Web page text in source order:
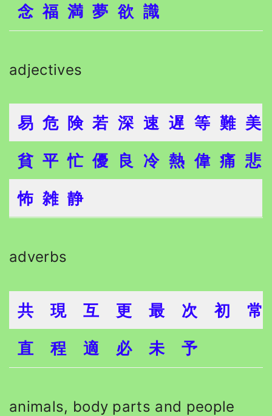
念 福 満 夢 欲 識
adjectives
易 危 険 若 深 速 遅 等 難 美
貧 平 忙 優 良 冷 熱 偉 痛 悲
怖 雑 静
adverbs
共 現 互 更 最 次 初
常
直
程 適 必 未 予
animals, body parts and people